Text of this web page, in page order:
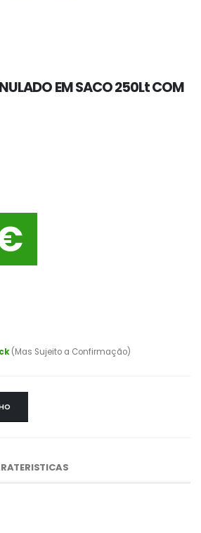
EM SACO 250Lt COM
(Mas Sujeito a Confirmação)